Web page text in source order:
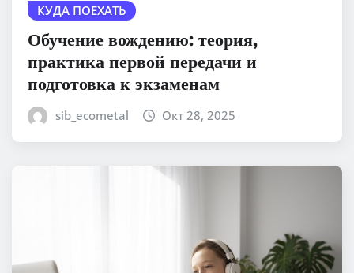
КУДА ПОЕХАТЬ
Обучение вождению: теория,
практика первой передачи и
подготовка к экзаменам
sib_ecometal Окт 28, 2025